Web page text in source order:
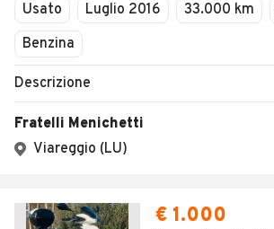
Usato Luglio 2016 33.000 km
Benzina
Descrizione
Fratelli Menichetti
Viareggio (LU)
€ 1.000